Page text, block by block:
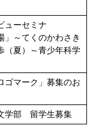
ューセミナ
～てくのかわさき
夏）～青少年科学
ゴマーク」募集のお
学部 留学生募集